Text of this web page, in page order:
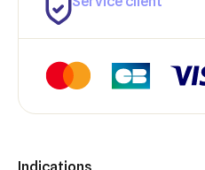
Créer une liste d'envies
Connexion